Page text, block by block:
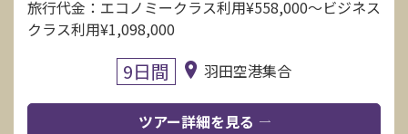
旅行代金：エコノミークラス利用¥558,000〜ビジネス
クラス利用¥1,098,000
9日間 羽田空港集合
ツアー詳細を見る